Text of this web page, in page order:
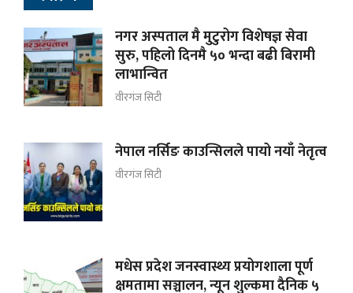
नगर अस्पताल मै मुटुरोग विशेषज्ञ सेवा
सुरु, पहिलो दिनमै ५० भन्दा बढी बिरामी
लाभान्वित
वीरगंज सिटी
नेपाल नर्सिङ काउन्सिलले पायो नयाँ नेतृत्व
वीरगंज सिटी
मधेस प्रदेश जनस्वास्थ्य प्रयोगशाला पूर्ण
क्षमतामा सञ्चालन, न्यून शुल्कमा दैनिक ५